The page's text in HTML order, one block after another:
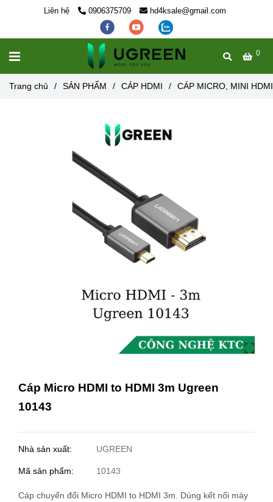
Liên hệ 0906375709 hd4ksale@gmail.com
0
Trang chủ / SẢN PHẨM / CÁP HDMI / CÁP MICRO, MINI HDMI
Cáp Micro HDMI to HDMI 3m Ugreen
10143
Nhà sản xuất: UGREEN
Mã sản phẩm: 10143
Cáp chuyển đổi Micro HDMI to HDMI 3m. Dùng kết nối máy